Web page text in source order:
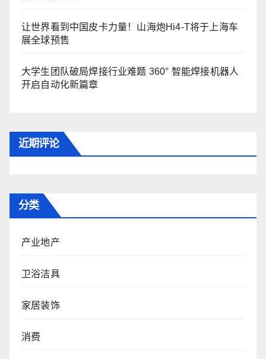
让世界看到中国皮卡力量！山海炮Hi4-T将于上海车
展全球预售
大学生团队破局焊接行业难题 360° 智能焊接机器人
开启自动化新篇章
近期评论
分类
产业地产
卫浴洁具
家居装饰
消费